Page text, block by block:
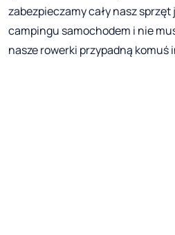
zabezpieczamy cały nasz sprzęt
campingu samochodem i nie
nasze rowerki przypadną komuś